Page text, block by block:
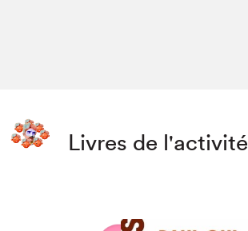
Livres de l'activité